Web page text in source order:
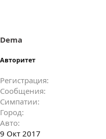
Dema
Авторитет
Регистрация
Сообщения
Симпатии
Город
Авто
9 Окт 2017